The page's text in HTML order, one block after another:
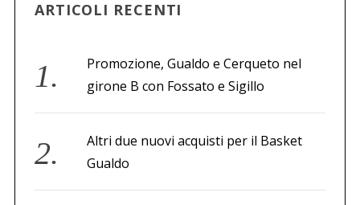
ARTICOLI RECENTI
Promozione, Gualdo e Cerqueto nel
girone B con Fossato e Sigillo
Altri due nuovi acquisti per il Basket
Gualdo